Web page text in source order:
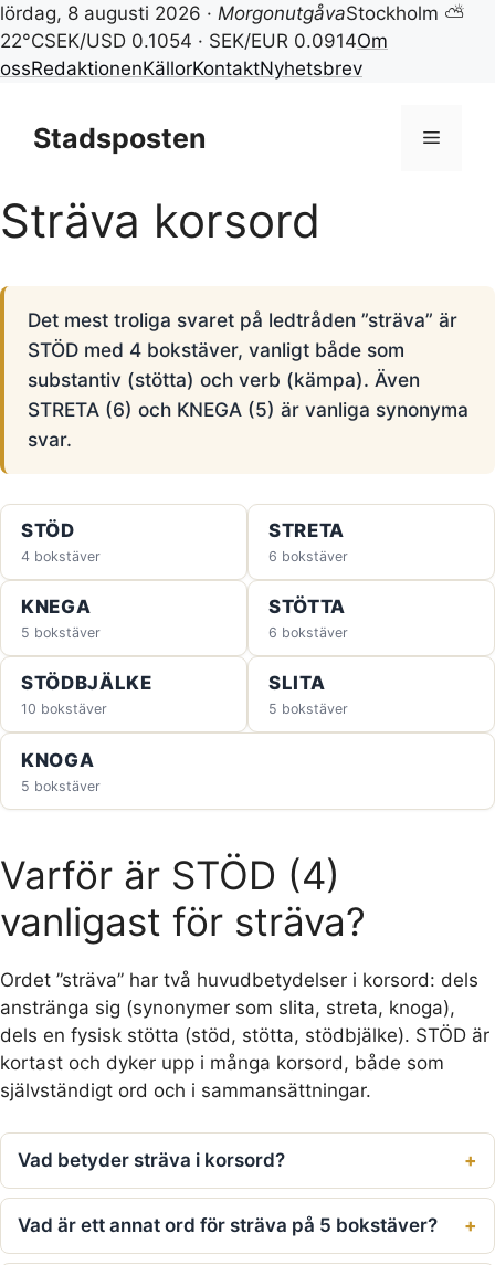
lördag, 8 augusti 2026 · MorgonutgåvaStockholm ⛅
22°CSEK/USD 0.1054 · SEK/EUR 0.0914Om
ossRedaktionenKällorKontaktNyhetsbrev
innehållStadsposten Meny
Sträva korsord
Det mest troliga svaret på ledtråden ”sträva” är
STÖD med 4 bokstäver, vanligt både som
substantiv (stötta) och verb (kämpa). Även
STRETA (6) och KNEGA (5) är vanliga synonyma
svar.
STÖD
4 bokstäver
STRETA
6 bokstäver
KNEGA
5 bokstäver
STÖTTA
6 bokstäver
STÖDBJÄLKE
10 bokstäver
SLITA
5 bokstäver
KNOGA
5 bokstäver
Varför är STÖD (4)
vanligast för sträva?
Ordet ”sträva” har två huvudbetydelser i korsord: dels
anstränga sig (synonymer som slita, streta, knoga),
dels en fysisk stötta (stöd, stötta, stödbjälke). STÖD är
kortast och dyker upp i många korsord, både som
självständigt ord och i sammansättningar.
Vad betyder sträva i korsord?
Vad är ett annat ord för sträva på 5 bokstäver?